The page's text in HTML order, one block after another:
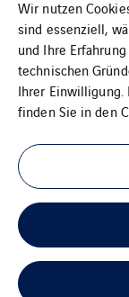
Maxdorf
Wir nutzen
sind essenziell,
und Ihre
technischen
Ihrer Einwilligung.
finden Sie in den